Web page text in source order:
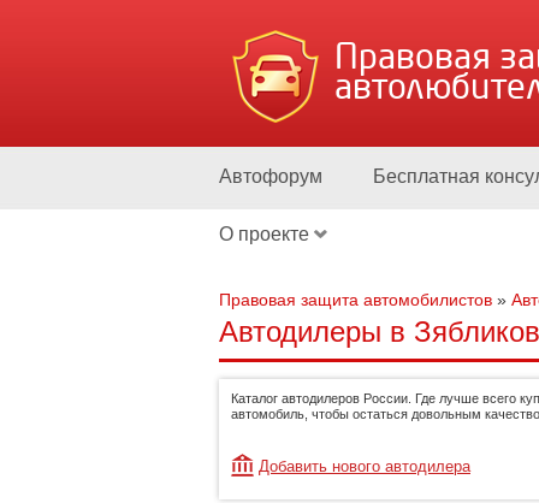
Правовая
Автофорум Бесплатная
О проекте
Правовая защита автомобилистов »
Автодилеры в
Каталог автодилеров России. Где лучше всего
автомобиль, чтобы остаться довольным
Добавить нового автодилера